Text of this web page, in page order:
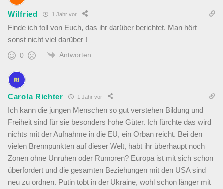
Wilfried 1 Jahr vor
Finde ich toll von Euch, das ihr darüber berichtet. Man hört
sonst nicht viel darüber !
0 Antworten
Carola Richter 1 Jahr vor
Ich kann die jungen Menschen so gut verstehen Bildung und
Freiheit sind für sie besonders hohe Güter. Ich fürchte das wird
nichts mit der Aufnahme in die EU, ein Orban reicht. Bei den
vielen Brennpunkten auf dieser Welt, habt ihr überhaupt noch
Zonen ohne Unruhen oder Rumoren? Europa ist mit sich schon
überfordert und die gesamten Beziehungen mit den USA sind
neu zu ordnen. Putin tobt in der Ukraine, wohl schon länger mit